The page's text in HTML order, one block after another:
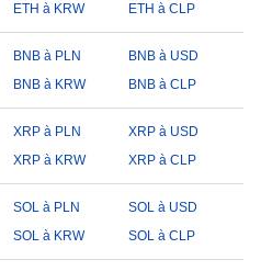
ETH à KRW ETH à CLP
BNB à PLN
BNB à USD
BNB à KRW BNB à CLP
XRP à PLN
XRP à USD
XRP à KRW XRP à CLP
SOL à PLN
SOL à USD
SOL à KRW SOL à CLP